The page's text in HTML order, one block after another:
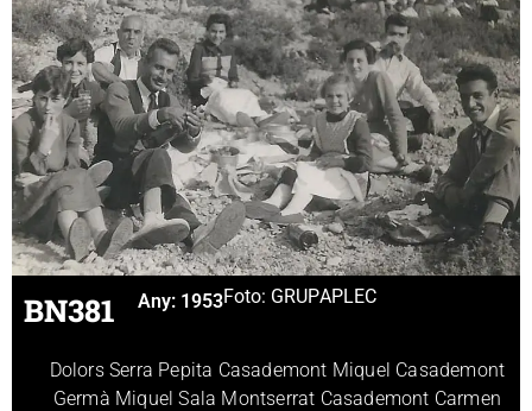
BN381 Any: 1953Foto: GRUPAPLEC
Dolors Serra Pepita Casademont Miquel Casademont
Germà Miquel Sala Montserrat Casademont Carmen